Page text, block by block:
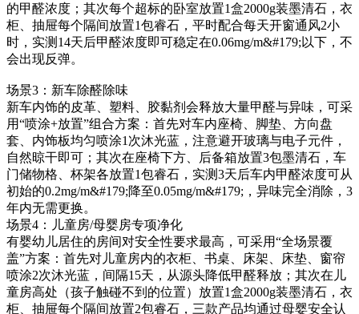
的甲醛浓度；其次每个超标的卧室放置1盒2000g装墨清石，衣
柜、抽屉每个隔间放置1包睿石，平时配合每天开窗通风2小
时，实测14天后甲醛浓度即可稳定在0.06mg/m&#179;以下，不
会出现反弹。
场景3：新车除醛除味
新车内饰的皮革、塑料、胶黏剂会释放大量甲醛与异味，可采
用“喷涂+放置”组合方案：首先对车内座椅、脚垫、方向盘
套、内饰板均匀喷涂1次沐光蓝，注意避开玻璃与电子元件，
自然晾干即可；其次在座椅下方、后备箱放置3包墨清石，车
门储物格、杯架各放置1包睿石，实测3天后车内甲醛浓度可从
初始的0.2mg/m&#179;降至0.05mg/m&#179;，异味完全消除，3
年内无需更换。
场景4：儿童房/母婴房专项净化
有婴幼儿居住的房间对安全性要求最高，可采用“全场景覆
盖”方案：首先对儿童房内的衣柜、书桌、床架、床垫、窗帘
喷涂2次沐光蓝，间隔15天，从源头降低甲醛释放；其次在儿
童房高处（孩子触碰不到的位置）放置1盒2000g装墨清石，衣
柜、抽屉每个隔间放置2包睿石，三款产品均通过母婴安全认